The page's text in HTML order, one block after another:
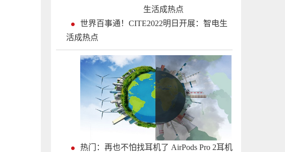
世界百事通！CITE2022明日开展：智电生
活成热点
热门：再也不怕找耳机了 AirPods Pro 2耳机